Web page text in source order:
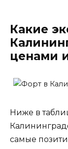
Какие
ценами
Ниже в
самые